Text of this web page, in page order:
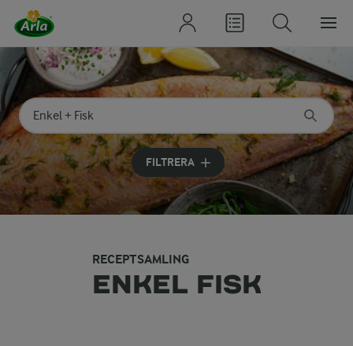
Sök på kategori eller ingrediens
Skriv in sökord för att få förslag
FILTRERA
RECEPTSAMLING
ENKEL FISK